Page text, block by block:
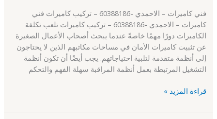
فني كاميرات – الاحمدي -60388186 – تركيب كاميرات فني
كاميرات – الاحمدي -60388186 – تركيب كاميرات تلعب تكلفة
الكاميرات دورًا مهمًا خاصةً عندما يبحث أصحاب الأعمال الصغيرة
عن تثبيت كاميرات الأمان في مساحات مكاتبهم الذين لا يحتاجون
إلى أنظمة متقدمة لتلبية احتياجاتهم. يجب أيضًا أن تكون أنظمة
التشغيل المرتبطة بعمل أنظمة المراقبة سهلة الفهم والتحكم
قراءة المزيد »